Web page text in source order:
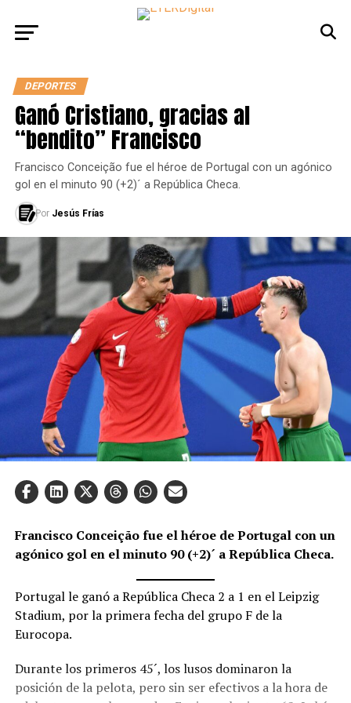
DEPORTES
Ganó Cristiano, gracias al
“bendito” Francisco
Francisco Conceição fue el héroe de Portugal con un agónico
gol en el minuto 90 (+2)´ a República Checa.
Por Jesús Frías
Francisco Conceição fue el héroe de Portugal con un
agónico gol en el minuto 90 (+2)´ a República Checa.
Portugal le ganó a República Checa 2 a 1 en el Leipzig
Stadium, por la primera fecha del grupo F de la
Eurocopa.
Durante los primeros 45´, los lusos dominaron la
posición de la pelota, pero sin ser efectivos a la hora de